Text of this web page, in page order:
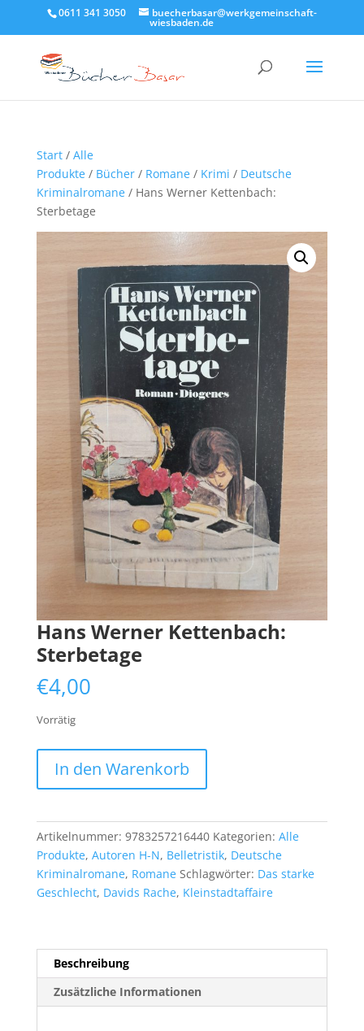
0611 341 3050 buecherbasar@werkgemeinschaft-
wiesbaden.de
Start/ Alle
Produkte/ Bücher/ Romane/ Krimi / Deutsche
Kriminalromane/ Hans Werner Kettenbach:
Sterbetage
Hans Werner Kettenbach:
Sterbetage
€4,00
Vorrätig
Werner
Kettenbach:
Menge
In den Warenkorb
Artikelnummer: 9783257216440 Kategorien: Alle
Produkte, Autoren H-N, Belletristik, Deutsche
Kriminalromane, Romane Schlagwörter: Das starke
Geschlecht, Davids Rache, Kleinstadtaffaire
Beschreibung
Zusätzliche Informationen